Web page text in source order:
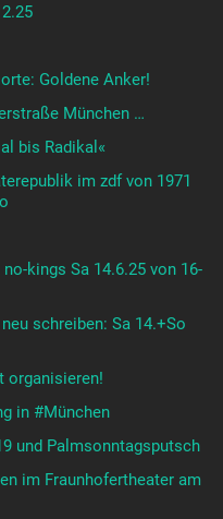
Goldene Anker!
München …
bis Radikal«
im zdf von 1971
kings Sa 14.6.25 von 16-
schreiben: Sa 14.+So
organisieren!
in #München
und Palmsonntagsputsch
im Fraunhofertheater am